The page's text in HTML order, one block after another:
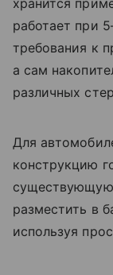
работает при
требования к
а сам
различных
Для
конструкцию
разместить в
используя